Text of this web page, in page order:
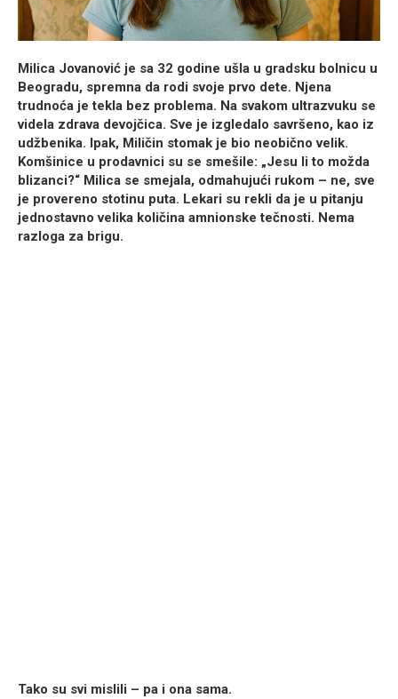
Milica Jovanović je sa 32 godine ušla u gradsku bolnicu u
Beogradu, spremna da rodi svoje prvo dete. Njena
trudnoća je tekla bez problema. Na svakom ultrazvuku se
videla zdrava devojčica. Sve je izgledalo savršeno, kao iz
udžbenika. Ipak, Miličin stomak je bio neobično velik.
Komšinice u prodavnici su se smešile: „Jesu li to možda
blizanci?“ Milica se smejala, odmahujući rukom – ne, sve
je provereno stotinu puta. Lekari su rekli da je u pitanju
jednostavno velika količina amnionske tečnosti. Nema
razloga za brigu.
Tako su svi mislili – pa i ona sama.